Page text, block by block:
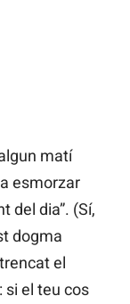
matí
esmorzar
del dia”. (Sí,
dogma
el
si el teu cos